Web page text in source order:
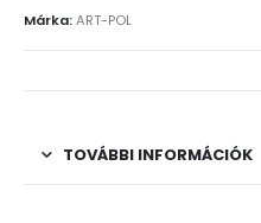
Márka:ART-POL
TOVÁBBI INFORMÁCIÓK